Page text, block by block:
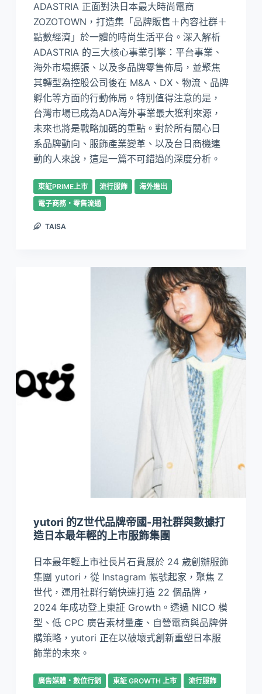
ADASTRIA 正面對決日本最大時尚電商
ZOZOTOWN，打造集「品牌販售＋內容社群＋
點數經濟」於一體的時尚生活平台。深入解析
ADASTRIA 的三大核心事業引擎：平台事業、
海外市場擴張、以及多品牌零售佈局，並聚焦
其轉型為控股公司後在 M&A、DX、物流、品牌
孵化等方面的行動佈局。特別值得注意的是，
台灣市場已成為ADA海外事業最大獲利來源，
未來也將是戰略加碼的重點。對於所有關心日
系品牌動向、服飾產業變革、以及台日商機連
動的人來說，這是一篇不可錯過的深度分析。
東証PRIME上市 流行服飾
海外進出
電子商務・零售流通
TAISA
yutori 的Z世代品牌帝國-用社群與數據打
造日本最年輕的上市服飾集團
日本最年輕上市社長片石貴展於 24 歲創辦服飾
集團 yutori，從 Instagram 帳號起家，聚焦 Z
世代，運用社群行銷快速打造 22 個品牌，
2024 年成功登上東証 Growth。透過 NICO 模
型、低 CPC 廣告素材量產、自營電商與品牌併
購策略，yutori 正在以破壞式創新重塑日本服
飾業的未來。
廣告媒體・數位行銷 東証 GROWTH 上市 流行服飾